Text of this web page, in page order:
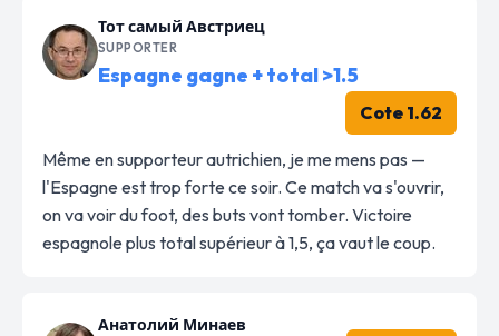
Тот самый Австриец
SUPPORTER
Espagne gagne + total >1.5
Cote 1.62
Même en supporteur autrichien, je me mens pas —
l'Espagne est trop forte ce soir. Ce match va s'ouvrir,
on va voir du foot, des buts vont tomber. Victoire
espagnole plus total supérieur à 1,5, ça vaut le coup.
Анатолий Минаев